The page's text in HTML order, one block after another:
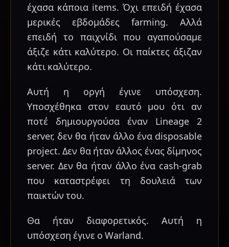
έχασα κάποια items. Όχι επειδή έχασα
μερικές εβδομάδες farming. Αλλά
επειδή το παιχνίδι που αγαπούσαμε
άξιζε κάτι καλύτερο. Οι παίκτες άξιζαν
κάτι καλύτερο.
Αυτή η οργή έγινε υπόσχεση.
Υποσχέθηκα στον εαυτό μου ότι αν
ποτέ δημιουργούσα έναν Lineage 2
server, δεν θα ήταν άλλο ένα disposable
project. Δεν θα ήταν άλλος ένας δίμηνος
server. Δεν θα ήταν άλλο ένα cash-grab
που καταστρέφει τη δουλειά των
παικτών του.
Θα ήταν διαφορετικός. Αυτή η
υπόσχεση έγινε ο Warland.